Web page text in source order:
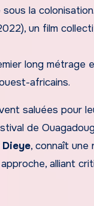
la colonisation.
un film
long métrage
africains.
saluées pour
de
, connaît une
alliant